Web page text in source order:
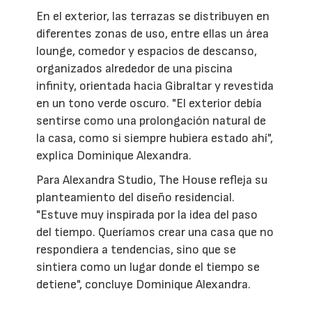
En el exterior, las terrazas se distribuyen en
diferentes zonas de uso, entre ellas un área
lounge, comedor y espacios de descanso,
organizados alrededor de una piscina
infinity, orientada hacia Gibraltar y revestida
en un tono verde oscuro. "El exterior debía
sentirse como una prolongación natural de
la casa, como si siempre hubiera estado ahí",
explica Dominique Alexandra.
Para Alexandra Studio, The House refleja su
planteamiento del diseño residencial.
"Estuve muy inspirada por la idea del paso
del tiempo. Queríamos crear una casa que no
respondiera a tendencias, sino que se
sintiera como un lugar donde el tiempo se
detiene", concluye Dominique Alexandra.